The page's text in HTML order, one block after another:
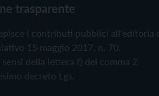
trasparente
i contributi pubblici all'editoria
15 maggio 2017, n. 70.
della lettera f) del comma 2
decreto Lgs.